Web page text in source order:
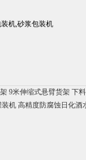
机,砂浆包装机
9米伸缩式悬臂货架 下
机 高精度防腐蚀日化酒